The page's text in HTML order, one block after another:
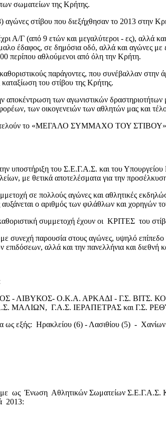
των σωματείων της Κρήτης.
στίβου που διεξήχθησαν το 2013 στην
Γ (από 9 ετών και μεγαλύτεροι - ες), αλλά και
έδαφος, σε δημόσια οδό, αλλά και αγώνες
περίπου αθλούμενοι από όλη την Κρήτη.
παράγοντες, που συνέβαλλαν
του στίβου της Κρήτης.
των αγωνιστικών δραστηριοτήτων
των οικογενειών των αθλητών μας και
το «ΜΕΓΑΛΟ ΣΥΜΜΑΧΟ ΤΟΥ ΣΤΙΒΟΥ»
του Σ.Ε.Γ.Α.Σ. και του Υπουργείου
με θετικά αποτελέσματα για την
σε πολλούς αγώνες και αθλητικές
αυξάνεται ο αριθμός των φιλάθλων και χορηγών
συμμετοχή έχουν οι ΚΡΙΤΕΣ του
συνεχή παρουσία στους αγώνες, υψηλό
επιδόσεων, αλλά και την πανελλήνια και
- ΛΙΒΥΚΟΣ- Ο.Κ.Α. ΑΡΚΑΔΙ - Γ.Σ. ΒΙΤΣ.
Γ.Α.Σ. ΙΕΡΑΠΕΤΡΑΣ και Γ.Σ.
ως εξής: Ηρακλείου (6) - Λασιθίου (5) -
ως Ένωση Αθλητικών Σωματείων Σ.Ε.Γ.Α.Σ.
2013: